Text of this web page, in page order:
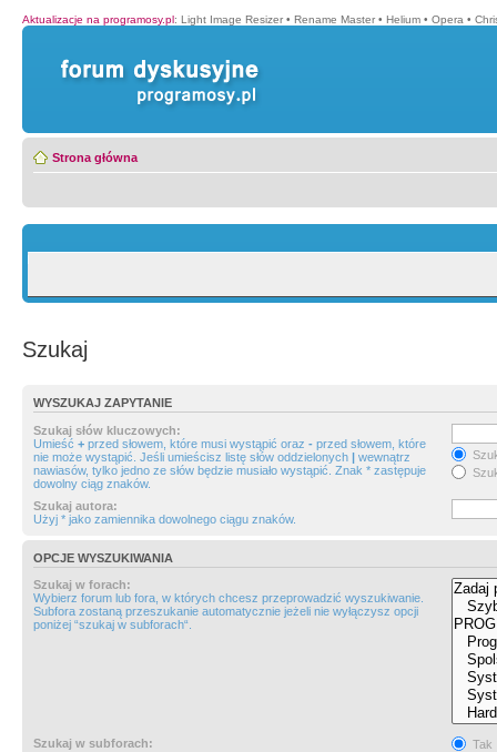
Aktualizacje na programosy.pl: Light Image Resizer • Rename Master • Helium • Opera •
Strona główna
Szukaj
WYSZUKAJ ZAPYTANIE
Szukaj słów kluczowych:
Umieść + przed słowem, które musi wystąpić oraz - przed słowem, które
nie może wystąpić. Jeśli umieścisz listę słów oddzielonych | wewnątrz
nawiasów, tylko jedno ze słów będzie musiało wystąpić. Znak * zastępuje
dowolny ciąg znaków.
Szukaj autora:
Użyj * jako zamiennika dowolnego ciągu znaków.
OPCJE WYSZUKIWANIA
Szukaj w forach:
Wybierz forum lub fora, w których chcesz przeprowadzić wyszukiwanie.
Subfora zostaną przeszukanie automatycznie jeżeli nie wyłączysz opcji
poniżej “szukaj w subforach“.
Szukaj w subforach:
Tak